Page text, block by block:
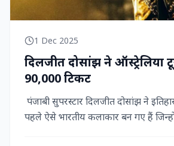
1 Dec 2025
दिलजीत दोसांझ ने ऑस्ट्रेलिया
90,000 टिकट
पंजाबी सुपरस्टार दिलजीत दोसांझ ने
पहले ऐसे भारतीय कलाकार बन गए हैं